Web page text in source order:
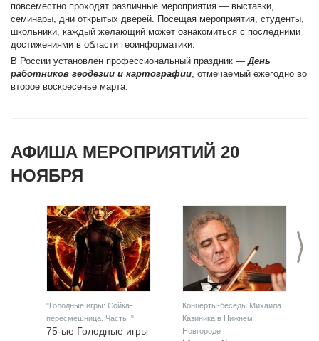
повсеместно проходят различные мероприятия — выставки,
семинары, дни открытых дверей. Посещая мероприятия, студенты,
школьники, каждый желающий может ознакомиться с последними
достижениями в области геоинформатики.
В России установлен профессиональный праздник — День
работников геодезии и картографии, отмечаемый ежегодно во
второе воскресенье марта.
АФИША МЕРОПРИЯТИЙ 20
НОЯБРЯ
>
"Голодные игры: Сойка-
пересмешница. Часть I"
75-ые Голодные игры
Концерты-беседы Михаила
Казиника в Нижнем
Новгороде